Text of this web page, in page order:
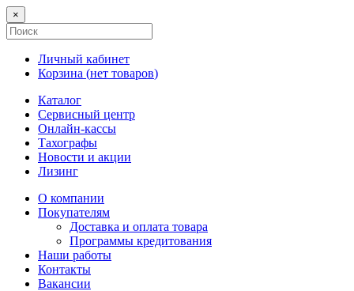
×
Личный кабинет
Корзина (нет товаров)
Каталог
Сервисный центр
Онлайн-кассы
Тахографы
Новости и акции
Лизинг
О компании
Покупателям
Доставка и оплата товара
Программы кредитования
Наши работы
Контакты
Вакансии